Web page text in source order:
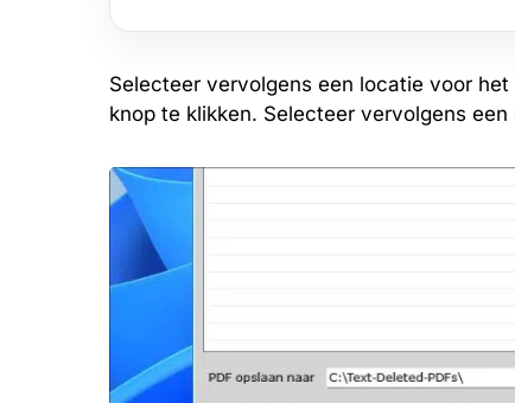
Selecteer vervolgens een locatie voor
knop te klikken. Selecteer vervolgens